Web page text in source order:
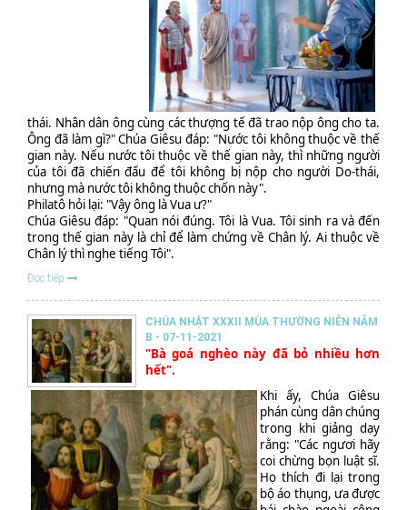
thái. Nhân dân ông cùng các thượng tế đã trao nộp ông cho ta.
Ông đã làm gì?" Chúa Giêsu đáp: "Nước tôi không thuộc về thế
gian này. Nếu nước tôi thuộc về thế gian này, thì những người
của tôi đã chiến đấu để tôi không bị nộp cho người Do-thái,
nhưng mà nước tôi không thuộc chốn này".
Philatô hỏi lại: "Vậy ông là Vua ư?"
Chúa Giêsu đáp: "Quan nói đúng. Tôi là Vua. Tôi sinh ra và đến
trong thế gian này là chỉ để làm chứng về Chân lý. Ai thuộc về
Chân lý thì nghe tiếng Tôi".
Đọc tiếp
CHÚA NHẬT XXXII MÙA THƯỜNG NIÊN NĂM
B - 07-11-2021
"Bà goá nghèo này đã bỏ nhiều hơn
hết".
Khi ấy, Chúa Giêsu
phán cùng dân chúng
trong khi giảng dạy
rằng: "Các ngươi hãy
coi chừng bọn luật sĩ.
Họ thích đi lại trong
bộ áo thụng, ưa được